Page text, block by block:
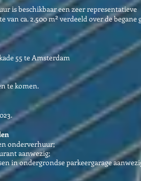
is beschikbaar een zeer representatieve
van ca. 2.500 m² verdeeld over de begane
55 te Amsterdam
te komen.
onderverhuur;
aanwezig;
in ondergrondse parkeergarage